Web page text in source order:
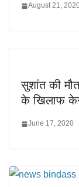
August 21,
सुशांत की
के खिलाफ
June 17, 2020